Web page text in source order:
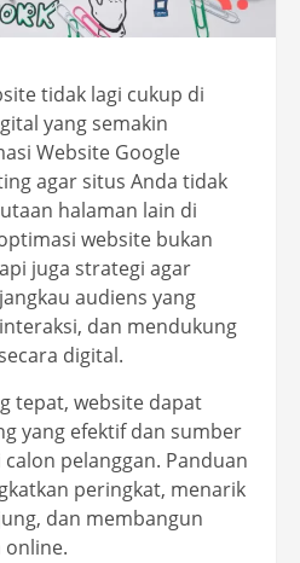
tidak lagi cukup di
yang semakin
Website Google
agar situs Anda tidak
halaman lain di
website bukan
juga strategi agar
audiens yang
dan mendukung
digital.
tepat, website dapat
yang efektif dan sumber
pelanggan. Panduan
peringkat, menarik
dan membangun
online.